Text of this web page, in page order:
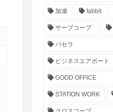
加瀬 fabbit
サーブコープ
パセラ
ビジネスエアポート
GOOD OFFICE
STATION WORK